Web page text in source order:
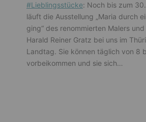
#Lieblingsstücke: Noch bis zum
läuft die Ausstellung „Maria durch
ging“ des renommierten Malers
Harald Reiner Gratz bei uns im
Landtag. Sie können täglich von 8
vorbeikommen und sie sich…